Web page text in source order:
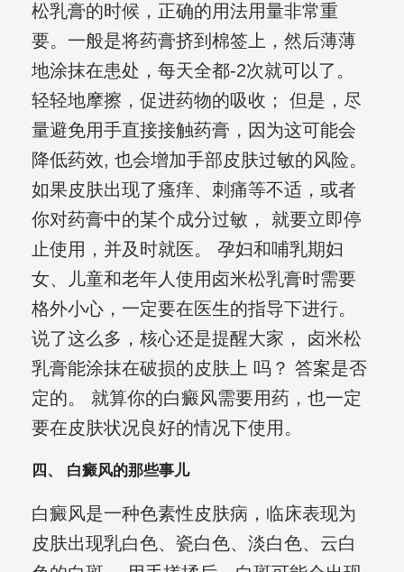
松乳膏的时候，正确的用法用量非常重
要。一般是将药膏挤到棉签上，然后薄薄
地涂抹在患处，每天全都-2次就可以了。
轻轻地摩擦，促进药物的吸收； 但是，尽
量避免用手直接接触药膏，因为这可能会
降低药效, 也会增加手部皮肤过敏的风险。
如果皮肤出现了瘙痒、刺痛等不适，或者
你对药膏中的某个成分过敏， 就要立即停
止使用，并及时就医。 孕妇和哺乳期妇
女、儿童和老年人使用卤米松乳膏时需要
格外小心，一定要在医生的指导下进行。
说了这么多，核心还是提醒大家， 卤米松
乳膏能涂抹在破损的皮肤上 吗？ 答案是否
定的。 就算你的白癜风需要用药，也一定
要在皮肤状况良好的情况下使用。
四、 白癜风的那些事儿
白癜风是一种色素性皮肤病，临床表现为
皮肤出现乳白色、瓷白色、淡白色、云白